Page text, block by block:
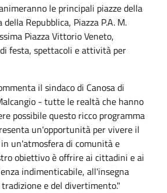
le principali piazze della
Repubblica, Piazza P.A. M.
Piazza Vittorio Veneto,
festa, spettacoli e attività per
il sindaco di Canosa di
- tutte le realtà che hanno
possibile questo ricco programma
un'opportunità per vivere il
un'atmosfera di comunità e
obiettivo è offrire ai cittadini e ai
indimenticabile, all'insegna
e del divertimento."